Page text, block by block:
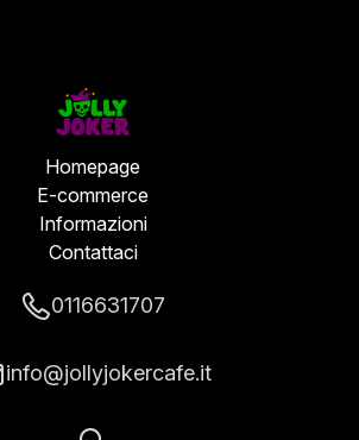
Homepage
E-commerce
Informazioni
Contattaci
0116631707
info@jollyjokercafe.it